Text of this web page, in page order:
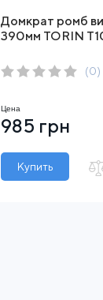
Домкрат ромб
390мм TORIN
(0)
Цена
985 грн
Купить